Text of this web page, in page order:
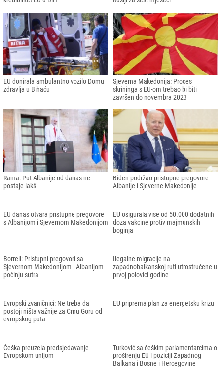
Vučić: U Brisel idem da bi se očuvali
mir i stabilnost
Srbijanska premijerka Brnabić optužila
EU licemjerjem
EU pozvala lidere Srbije i Kosova na
smanjenje napetosti
Njemačka odbacila pozive EU za
zabranu turističkih viza za Ruse
Košarac: Evropska unija dostavila
izvještaj o ispunjavanju uslova za
izvoz crvenog mesa iz BiH
Gervalla: Kosovo podnosi zahtjev za
članstvo u EU do kraja godine
kredibilitet EU u BiH
Rusiji za šest mjeseci
zdravlja u Bihaću
skrininga s EU-om trebao bi biti
završen do novembra 2023